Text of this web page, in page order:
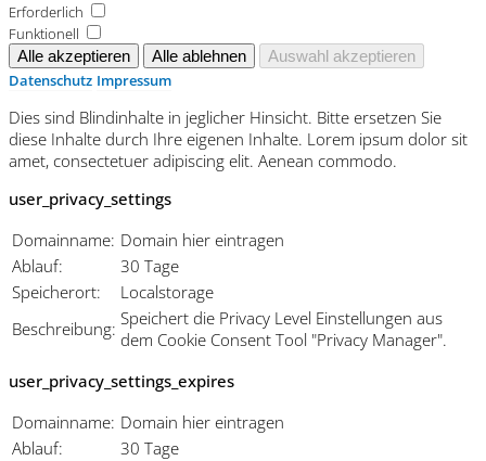
Erforderlich
Funktionell
Datenschutz Impressum
Dies sind Blindinhalte in jeglicher Hinsicht. Bitte ersetzen Sie
diese Inhalte durch Ihre eigenen Inhalte. Lorem ipsum dolor sit
amet, consectetuer adipiscing elit. Aenean commodo.
user_privacy_settings
Domainname: Domain hier eintragen
Ablauf:
30 Tage
Speicherort:
Localstorage
Beschreibung: Speichert die Privacy Level Einstellungen aus
dem Cookie Consent Tool "Privacy Manager".
user_privacy_settings_expires
Domainname: Domain hier eintragen
Ablauf:
30 Tage